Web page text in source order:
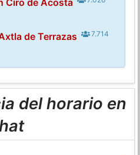
de Terrazas
7.714
del horario en